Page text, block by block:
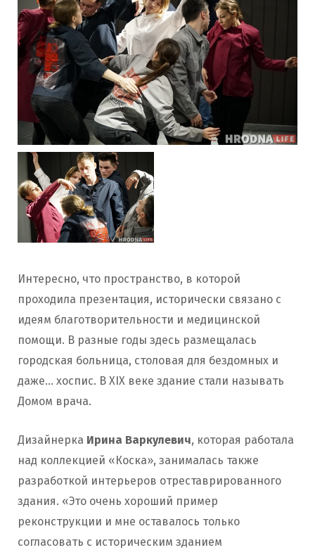
Интересно, что пространство, в которой
проходила презентация, исторически связано с
идеям благотворительности и медицинской
помощи. В разные годы здесь размещалась
городская больница, столовая для бездомных и
даже… хоспис. В XIX веке здание стали называть
Домом врача.
Дизайнерка Ирина Варкулевич, которая работала
над коллекцией «Коска», занималась также
разработкой интерьеров отреставрированного
здания. «Это очень хороший пример
реконструкции и мне оставалось только
согласовать с историческим зданием